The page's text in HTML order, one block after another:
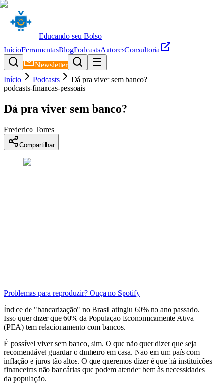
Educando seu Bolso
InícioFerramentasBlogPodcastsAutoresConsultoria
Newsletter
Início
Podcasts
Dá pra viver sem banco?
podcasts-financas-pessoais
Dá pra viver sem banco?
Frederico Torres
Compartilhar
Problemas para reproduzir? Ouça no Spotify
Índice de "bancarização" no Brasil atingiu 60% no ano passado.
Isso quer dizer que 60% da População Economicamente Ativa
(PEA) tem relacionamento com bancos.
É possível viver sem banco, sim. O que não quer dizer que seja
recomendável guardar o dinheiro em casa. Não em um país com
inflação e juros tão altos. O que queremos dizer é que há instituições
financeiras não bancárias que podem atender bem às necessidades
da população.